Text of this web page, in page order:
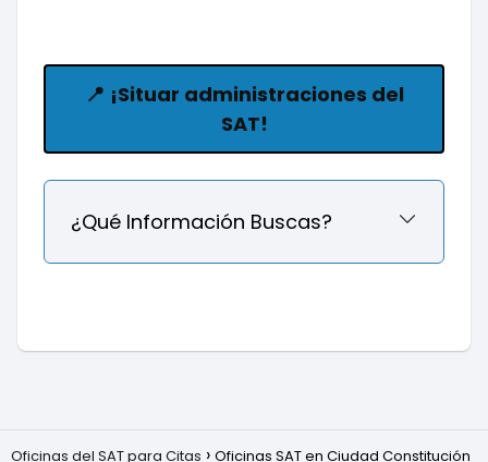
📍 ¡Situar administraciones del
SAT!
¿Qué Información Buscas?
Oficinas del SAT para Citas Oficinas SAT en Ciudad Constitución